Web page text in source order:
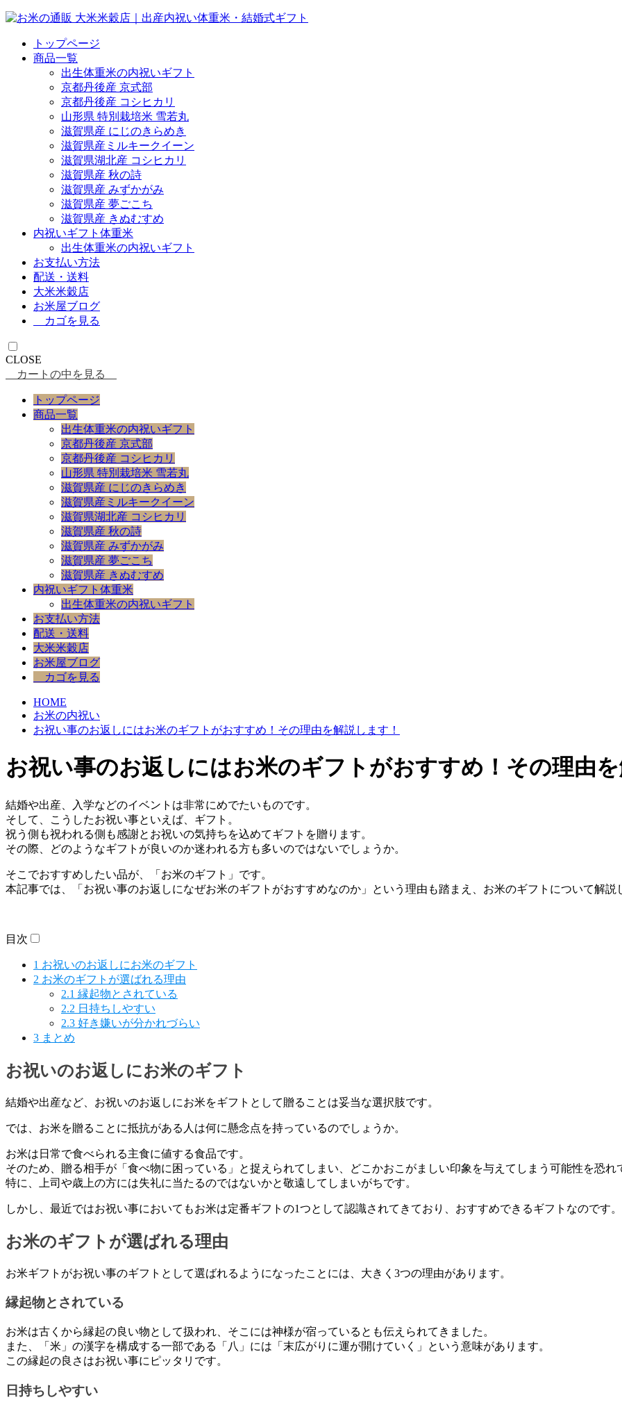
トップページ
商品一覧
出生体重米の内祝いギフト
京都丹後産 京式部
京都丹後産 コシヒカリ
山形県 特別栽培米 雪若丸
滋賀県産 にじのきらめき
滋賀県産ミルキークイーン
滋賀県湖北産 コシヒカリ
滋賀県産 秋の詩
滋賀県産 みずかがみ
滋賀県産 夢ごこち
滋賀県産 きぬむすめ
内祝いギフト体重米
出生体重米の内祝いギフト
お支払い方法
配送・送料
大米米穀店
お米屋ブログ
カゴを見る
CLOSE
カートの中を見る
トップページ
商品一覧
出生体重米の内祝いギフト
京都丹後産 京式部
京都丹後産 コシヒカリ
山形県 特別栽培米 雪若丸
滋賀県産 にじのきらめき
滋賀県産ミルキークイーン
滋賀県湖北産 コシヒカリ
滋賀県産 秋の詩
滋賀県産 みずかがみ
滋賀県産 夢ごこち
滋賀県産 きぬむすめ
内祝いギフト体重米
出生体重米の内祝いギフト
お支払い方法
配送・送料
大米米穀店
お米屋ブログ
カゴを見る
HOME
お米の内祝い
お祝い事のお返しにはお米のギフトがおすすめ！その理由を解説します！
お祝い事のお返しにはお米のギフトがおすすめ！その理由を
結婚や出産、入学などのイベントは非常にめでたいものです。
そして、こうしたお祝い事といえば、ギフト。
祝う側も祝われる側も感謝とお祝いの気持ちを込めてギフトを贈ります。
その際、どのようなギフトが良いのか迷われる方も多いのではないでしょうか。
そこでおすすめしたい品が、「お米のギフト」です。
本記事では、「お祝い事のお返しになぜお米のギフトがおすすめなのか」という理由も踏まえ、お米のギフトについて解説
目次
1 お祝いのお返しにお米のギフト
2 お米のギフトが選ばれる理由
2.1 縁起物とされている
2.2 日持ちしやすい
2.3 好き嫌いが分かれづらい
3 まとめ
お祝いのお返しにお米のギフト
結婚や出産など、お祝いのお返しにお米をギフトとして贈ることは妥当な選択肢です。
では、お米を贈ることに抵抗がある人は何に懸念点を持っているのでしょうか。
お米は日常で食べられる主食に値する食品です。
そのため、贈る相手が「食べ物に困っている」と捉えられてしまい、どこかおこがましい印象を与えてしまう可能性を恐れ
特に、上司や歳上の方には失礼に当たるのではないかと敬遠してしまいがちです。
しかし、最近ではお祝い事においてもお米は定番ギフトの1つとして認識されてきており、おすすめできるギフトなのです。
お米のギフトが選ばれる理由
お米ギフトがお祝い事のギフトとして選ばれるようになったことには、大きく3つの理由があります。
縁起物とされている
お米は古くから縁起の良い物として扱われ、そこには神様が宿っているとも伝えられてきました。
また、「米」の漢字を構成する一部である「八」には「末広がりに運が開けていく」という意味があります。
この縁起の良さはお祝い事にピッタリです。
日持ちしやすい